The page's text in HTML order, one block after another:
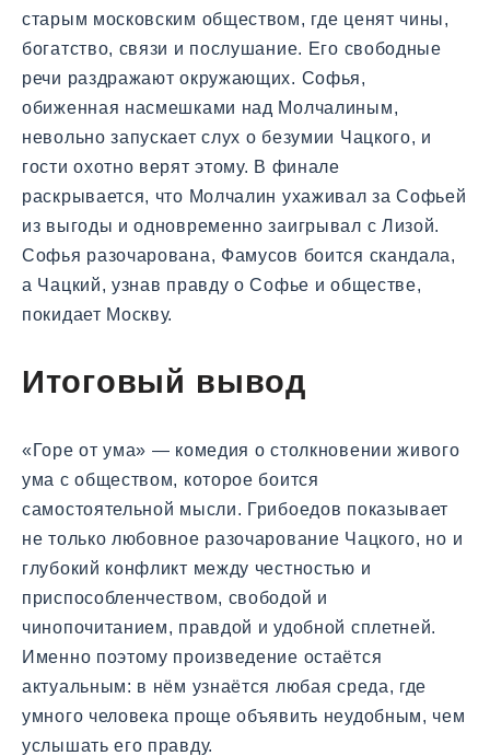
старым московским обществом, где ценят чины,
богатство, связи и послушание. Его свободные
речи раздражают окружающих. Софья,
обиженная насмешками над Молчалиным,
невольно запускает слух о безумии Чацкого, и
гости охотно верят этому. В финале
раскрывается, что Молчалин ухаживал за Софьей
из выгоды и одновременно заигрывал с Лизой.
Софья разочарована, Фамусов боится скандала,
а Чацкий, узнав правду о Софье и обществе,
покидает Москву.
Итоговый вывод
«Горе от ума» — комедия о столкновении живого
ума с обществом, которое боится
самостоятельной мысли. Грибоедов показывает
не только любовное разочарование Чацкого, но и
глубокий конфликт между честностью и
приспособленчеством, свободой и
чинопочитанием, правдой и удобной сплетней.
Именно поэтому произведение остаётся
актуальным: в нём узнаётся любая среда, где
умного человека проще объявить неудобным, чем
услышать его правду.